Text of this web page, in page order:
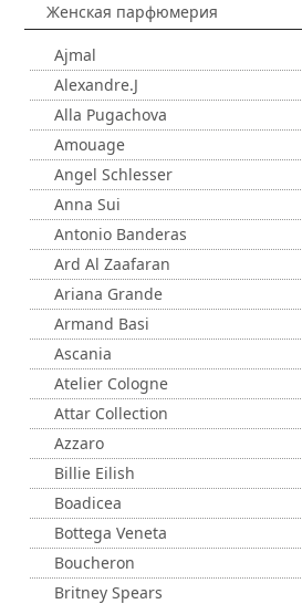
Женская парфюмерия
Ajmal
Alexandre.J
Alla Pugachova
Amouage
Angel Schlesser
Anna Sui
Antonio Banderas
Ard Al Zaafaran
Ariana Grande
Armand Basi
Ascania
Atelier Cologne
Attar Collection
Azzaro
Billie Eilish
Boadicea
Bottega Veneta
Boucheron
Britney Spears